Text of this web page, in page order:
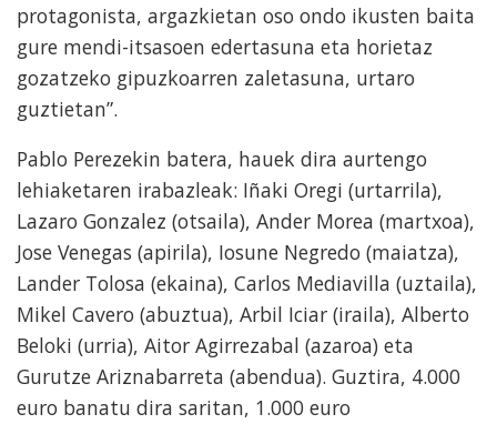
protagonista, argazkietan oso ondo ikusten baita
gure mendi-itsasoen edertasuna eta horietaz
gozatzeko gipuzkoarren zaletasuna, urtaro
guztietan”.
Pablo Perezekin batera, hauek dira aurtengo
lehiaketaren irabazleak: Iñaki Oregi (urtarrila),
Lazaro Gonzalez (otsaila), Ander Morea (martxoa),
Jose Venegas (apirila), Iosune Negredo (maiatza),
Lander Tolosa (ekaina), Carlos Mediavilla (uztaila),
Mikel Cavero (abuztua), Arbil Iciar (iraila), Alberto
Beloki (urria), Aitor Agirrezabal (azaroa) eta
Gurutze Ariznabarreta (abendua). Guztira, 4.000
euro banatu dira saritan, 1.000 euro